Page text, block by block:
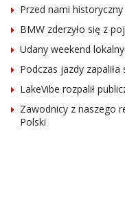
Przed nami
BMW zderzyło się z
Udany weekend
Podczas jazdy
LakeVibe rozpalił
Zawodnicy z naszego
Polski